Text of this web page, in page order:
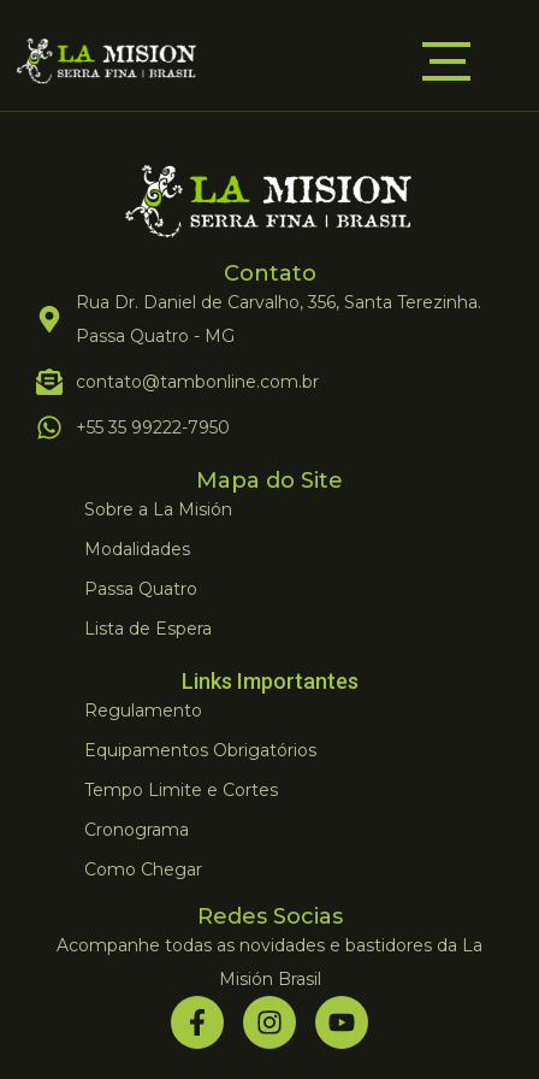
Contato
Rua Dr. Daniel de Carvalho, 356, Santa Terezinha.
Passa Quatro - MG
contato@tambonline.com.br
+55 35 99222-7950
Mapa do Site
Sobre a La Misión
Modalidades
Passa Quatro
Lista de Espera
Links Importantes
Regulamento
Equipamentos Obrigatórios
Tempo Limite e Cortes
Cronograma
Como Chegar
Redes Socias
Acompanhe todas as novidades e bastidores da La
Misión Brasil